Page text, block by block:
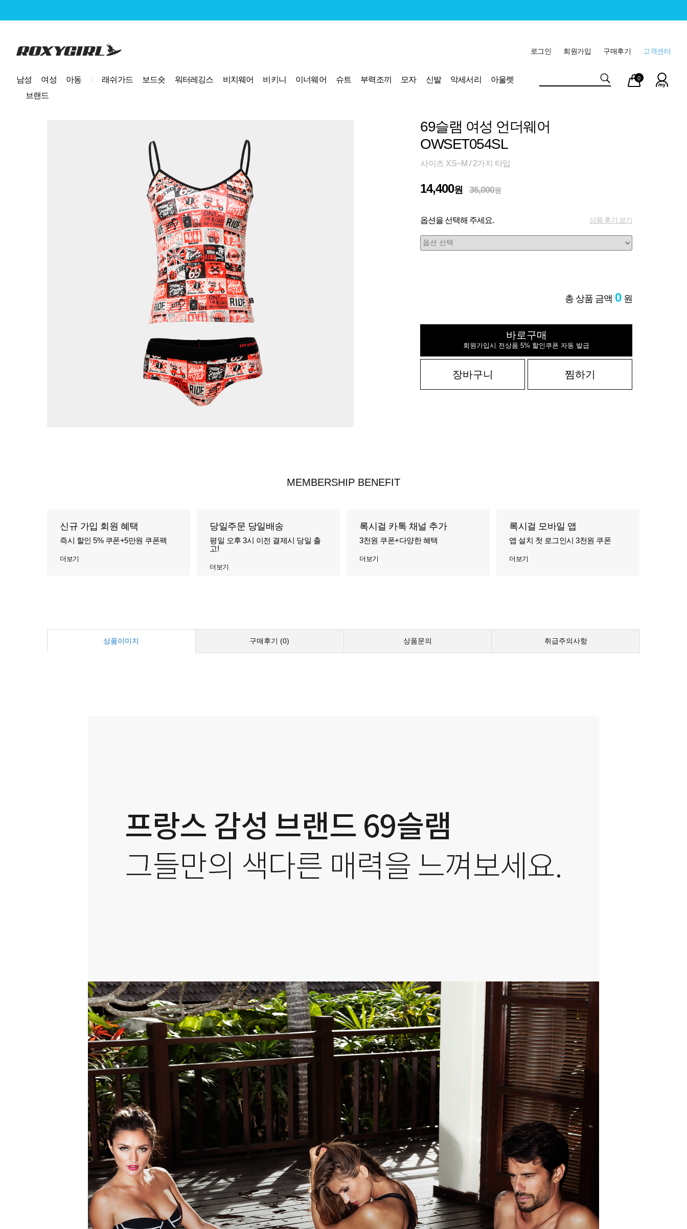
로고 고객센터
구매후기
회원가입
로그인
남성 여성 아동 래쉬가드 보드숏 워터레깅스 비치웨어 비키니 이너웨어 슈트 부력조끼 모자 신발 악세서리
아울렛
브랜드
마이
페이
장바
구니
0
69슬램 여성 언더웨어
OWSET054SL
사이즈 XS~M / 2가지 타입
14,400원 36,000원
옵션을 선택해 주세요. 상품 후기 보기
총 상품 금액 0 원
바로구매
회원가입시 전상품 5% 할인쿠폰 자동 발급
장바구니 찜하기
MEMBERSHIP BENEFIT
신규 가입 회원 혜택
즉시 할인 5% 쿠폰+5만원 쿠폰팩
더보기
당일주문 당일배송
평일 오후 3시 이전 결제시 당일 출
고!
더보기
록시걸 카톡 채널 추가
3천원 쿠폰+다양한 혜택
더보기
록시걸 모바일 앱
앱 설치 첫 로그인시 3천원 쿠폰
더보기
상품이미지 구매후기 (0) 상품문의 취급주의사항